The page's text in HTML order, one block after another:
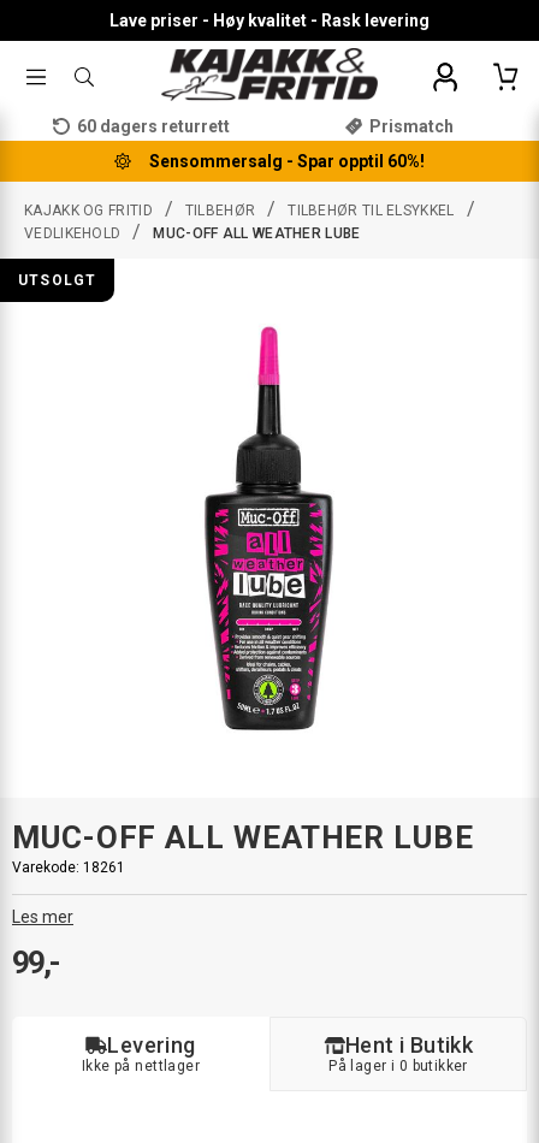
Lave priser - Høy kvalitet - Rask levering
TOGGLESØK
KATEGORI,
MERKE
60 dagers returrett
Prismatch
Sensommersalg - Spar opptil 60%!
KAJAKK OG FRITID / TILBEHØR / TILBEHØR TIL ELSYKKEL /
VEDLIKEHOLD / MUC-OFF ALL WEATHER LUBE
UTSOLGT
MUC-OFF ALL WEATHER LUBE
Varekode: 18261
Les mer
99,-
Levering
Ikke på nettlager
Hent i Butikk
På lager i 0 butikker